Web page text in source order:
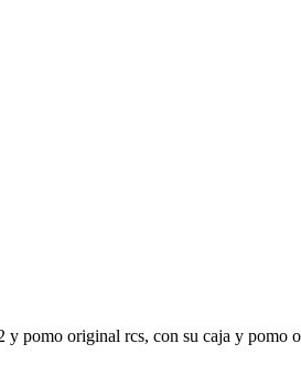
y pomo original rcs, con su caja y pomo